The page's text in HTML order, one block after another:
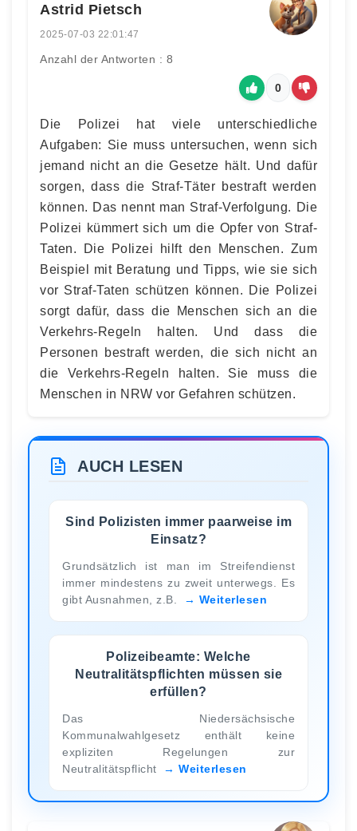
Astrid Pietsch
2025-07-03 22:01:47
Anzahl der Antworten : 8
0
Die Polizei hat viele unterschiedliche
Aufgaben: Sie muss untersuchen, wenn sich
jemand nicht an die Gesetze hält. Und dafür
sorgen, dass die Straf-Täter bestraft werden
können. Das nennt man Straf-Verfolgung. Die
Polizei kümmert sich um die Opfer von Straf-
Taten. Die Polizei hilft den Menschen. Zum
Beispiel mit Beratung und Tipps, wie sie sich
vor Straf-Taten schützen können. Die Polizei
sorgt dafür, dass die Menschen sich an die
Verkehrs-Regeln halten. Und dass die
Personen bestraft werden, die sich nicht an
die Verkehrs-Regeln halten. Sie muss die
Menschen in NRW vor Gefahren schützen.
AUCH LESEN
Sind Polizisten immer paarweise im
Einsatz?
Grundsätzlich ist man im Streifendienst
immer mindestens zu zweit unterwegs. Es
gibt Ausnahmen, z.B.
Weiterlesen
Polizeibeamte: Welche
Neutralitätspflichten müssen sie
erfüllen?
Das Niedersächsische
Kommunalwahlgesetz enthält keine
expliziten Regelungen zur
Neutralitätspflicht
Weiterlesen